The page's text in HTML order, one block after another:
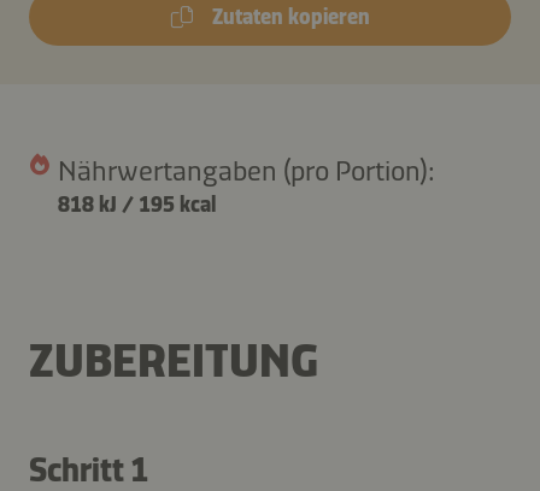
Zutaten kopieren
Nährwertangaben (pro Portion):
818 kJ / 195 kcal
ZUBEREITUNG
Schritt 1